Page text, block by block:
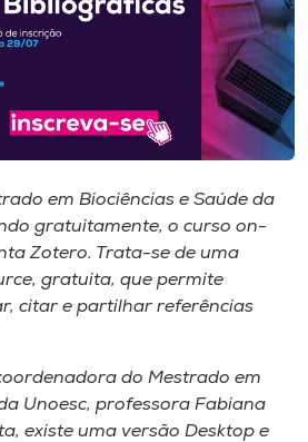
em Biociências e Saúde da
gratuitamente, o curso on-
Zotero. Trata-se de uma
gratuita, que permite
citar e partilhar referências
do Mestrado em
Unoesc, professora Fabiana
existe uma versão Desktop e